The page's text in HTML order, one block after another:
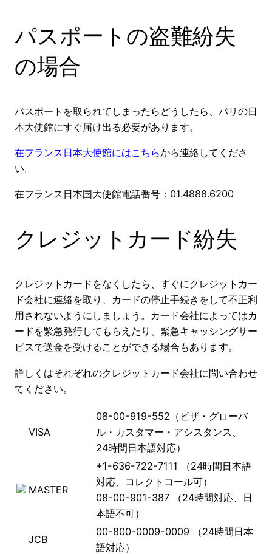
パスポートの盗難紛失
の場合
パスポートを取られてしまったらどうしたら、パリの日
本大使館にすぐ届け出る必要があります。
在フランス日本大使館にはこちらから連絡してくださ
い。
在フランス日本国大使館電話番号：01.4888.6200
クレジットカード紛失
クレジットカードをなくしたら、すぐにクレジットカー
ド会社に連絡を取り、カードの停止手続きをして不正利
用されないようにしましょう。カード会社によってはカ
ードを緊急発行してもらえたり、緊急キャッシングサー
ビスで送金を受けることができる場合もあります。
詳しくはそれぞれのクレジットカード会社に問い合わせ
てください。
VISA
08-00-919-552（ビザ・グローバ
ル・カスタマー・アシスタンス、
24時間日本語対応）
MASTER
+1-636-722-7111 （24時間日本語
対応、コレクトコール可）
08-00-901-387 （24時間対応、日
本語不可）
JCB
00-800-0009-0009 （24時間日本
語対応）